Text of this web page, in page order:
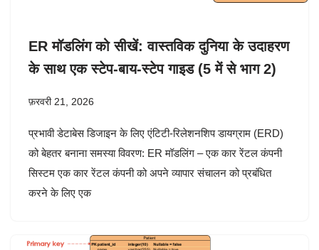
ER मॉडलिंग को सीखें: वास्तविक दुनिया के उदाहरण
के साथ एक स्टेप-बाय-स्टेप गाइड (5 में से भाग 2)
फ़रवरी 21, 2026
प्रभावी डेटाबेस डिजाइन के लिए एंटिटी-रिलेशनशिप डायग्राम (ERD)
को बेहतर बनाना समस्या विवरण: ER मॉडलिंग – एक कार रेंटल कंपनी
सिस्टम एक कार रेंटल कंपनी को अपने व्यापार संचालन को प्रबंधित
करने के लिए एक